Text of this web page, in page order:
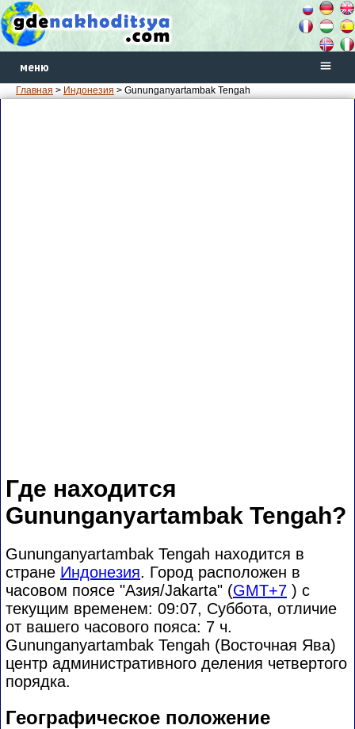
меню
Главная > Индонезия > Gununganyartambak Tengah
Где находится
Gununganyartambak Tengah?
Gununganyartambak Tengah находится в
стране Индонезия. Город расположен в
часовом поясе "Азия/Jakarta" (GMT+7 ) с
текущим временем: 09:07, Суббота, отличие
от вашего часового пояса: 7 ч.
Gununganyartambak Tengah (Восточная Ява)
центр административного деления четвертого
порядка.
Географическое положение